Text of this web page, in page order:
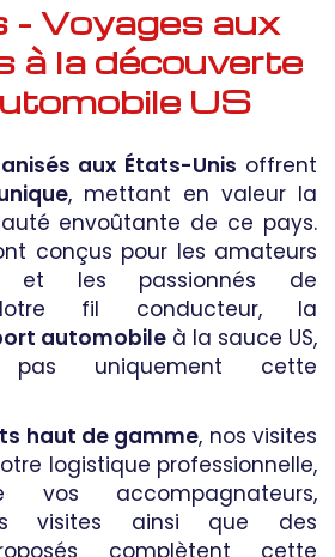
- Voyages aux
à la découverte
US
aux États-Unis offrent
, mettant en valeur la
envoûtante de ce pays.
conçus pour les amateurs
et les passionnés de
fil conducteur, la
automobile à la sauce US,
uniquement cette
haut de gamme, nos visites
logistique professionnelle,
vos accompagnateurs,
visites ainsi que des
complètent cette